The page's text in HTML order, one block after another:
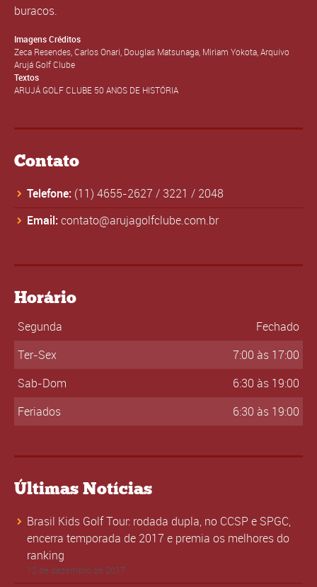
buracos.
Imagens Créditos
Zeca Resendes, Carlos Onari, Douglas Matsunaga, Miriam Yokota, Arquivo
Arujá Golf Clube
Textos
ARUJÁ GOLF CLUBE 50 ANOS DE HISTÓRIA
Contato
Telefone: (11) 4655-2627 / 3221 / 2048
Email: contato@arujagolfclube.com.br
Horário
Segunda
Fechado
Ter-Sex
7:00 às 17:00
Sab-Dom
6:30 às 19:00
Feriados
6:30 às 19:00
Últimas Notícias
Brasil Kids Golf Tour: rodada dupla, no CCSP e SPGC,
encerra temporada de 2017 e premia os melhores do
ranking
12 de dezembro de 2017